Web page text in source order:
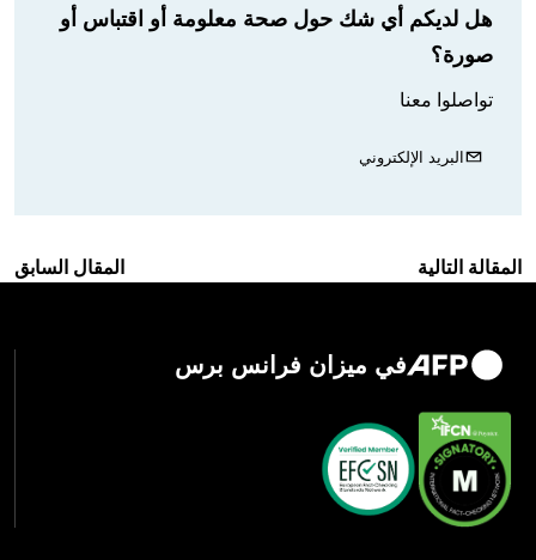
هل لديكم أي شك حول صحة معلومة أو اقتباس أو
صورة؟
تواصلوا معنا
البريد الإلكتروني
المقالة التالية المقال السابق
في ميزان فرانس برس